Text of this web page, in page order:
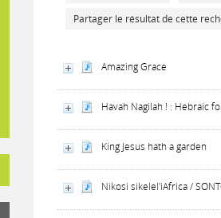
Partager le résultat de cette
Amazing Grace
Havah Nagilah ! : Hebraic
King Jesus hath a garden
Nikosi sikelel'iAfrica /